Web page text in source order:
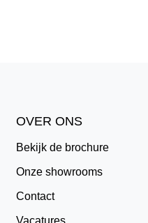
OVER ONS
Bekijk de brochure
Onze showrooms
Contact
Vacatures